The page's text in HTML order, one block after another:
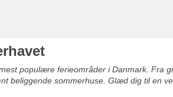
populære ferieområder i Danmark. Fra
beliggende sommerhuse. Glæd dig til en